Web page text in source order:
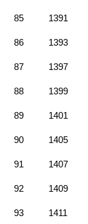
85 1391
86 1393
87 1397
88 1399
89 1401
90 1405
91 1407
92 1409
93 1411